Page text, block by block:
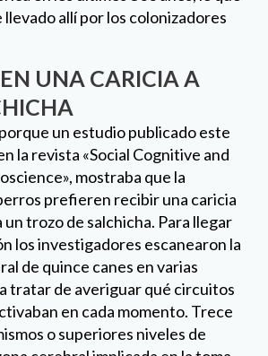
prefieren recibir una caricia
un trozo de salchicha. Para llegar
de quince canes en varias
tratar de averiguar qué circuitos
en cada momento. Trece
o superiores niveles de
cerebral implicada en la toma
recompensas cuando eran
con cuando recibían
DE LOS COMILONES
labrador retrievertienen fama
detrás de esa reputación puede
biológica. Una investigación